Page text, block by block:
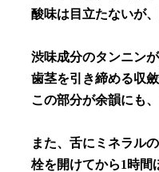
酸味は目立たないが
渋味成分のタンニン
歯茎を引き締める収
この部分が余韻にも
また、舌にミネラル
栓を開けてから1時間